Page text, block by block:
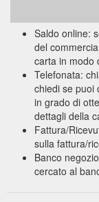
Saldo online:
del
carta in modo
Telefonata:
chiedi se puoi
in grado di
dettagli della
Fattura/
sulla fattura/
Banco
cercato al